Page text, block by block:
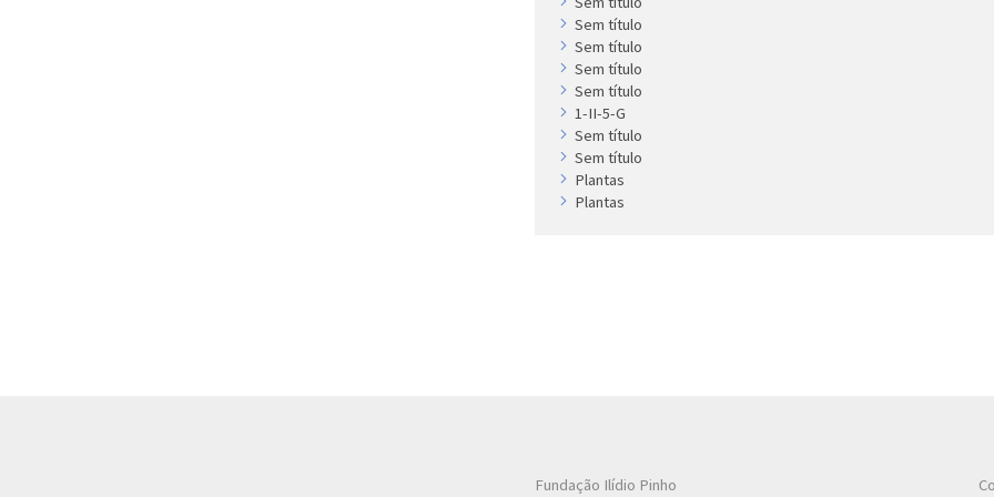
Sem título
Sem título
Sem título
Sem título
1-II-5-G
Sem título
Sem título
Plantas
Plantas
Fundação Ilídio Pinho